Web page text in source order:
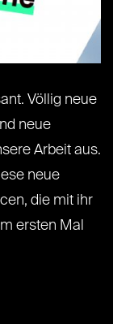
Völlig neue
neue
Arbeit aus.
neue
die mit ihr
ersten Mal